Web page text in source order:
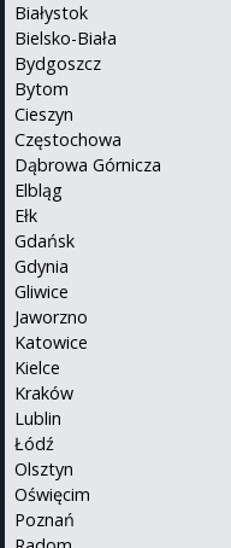
Białystok
Bielsko-Biała
Bydgoszcz
Bytom
Cieszyn
Częstochowa
Dąbrowa Górnicza
Elbląg
Ełk
Gdańsk
Gdynia
Gliwice
Jaworzno
Katowice
Kielce
Kraków
Lublin
Łódź
Olsztyn
Oświęcim
Poznań